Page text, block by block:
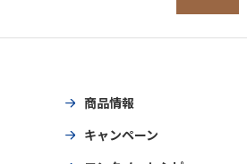
商品情報
キャンペーン